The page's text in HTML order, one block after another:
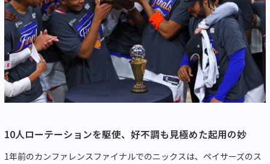
10人ローテーションを駆使、好不調も見極めた起用の妙
1年前のカンファレンスファイナルでのニックスは、ペイサーズのス